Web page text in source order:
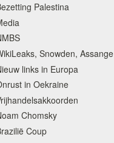
Palestina
Snowden, Assange
links in Europa
in Oekraine
Chomsky
Coup